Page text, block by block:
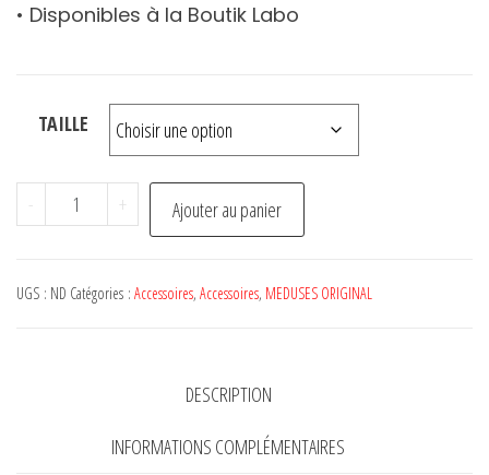
• Disponibles à la Boutik Labo
TAILLE
-
quantité
de
MEDUSES
+ Ajouter au panier
UGS : ND Catégories : Accessoires, Accessoires, MEDUSES ORIGINAL
DESCRIPTION
INFORMATIONS COMPLÉMENTAIRES